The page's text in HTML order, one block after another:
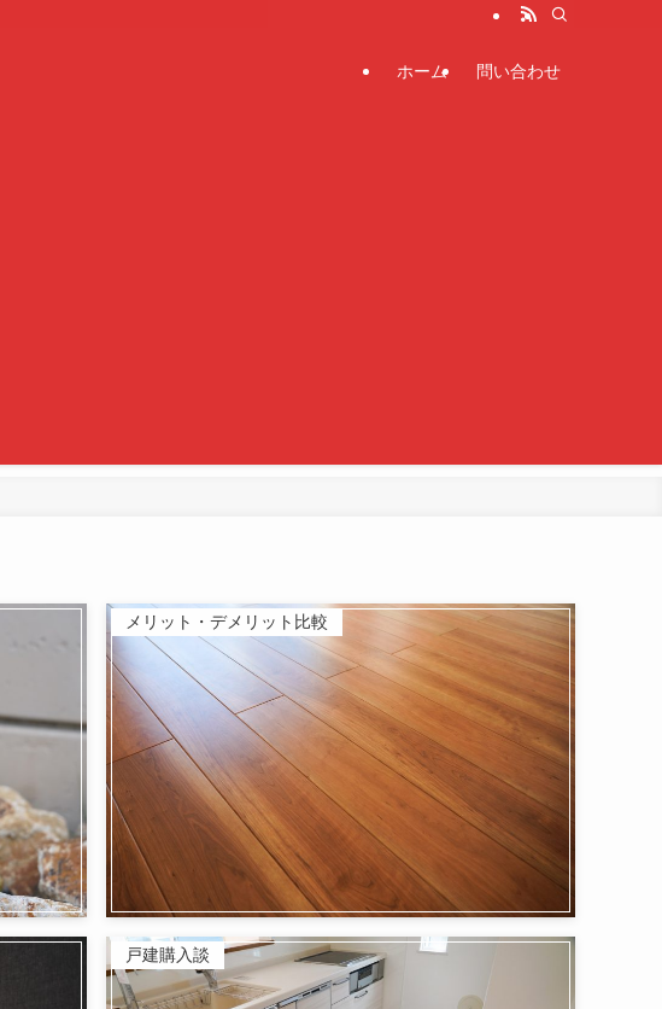
ホーム 問い合わせ
メリット・デメリット比較
戸建購入談